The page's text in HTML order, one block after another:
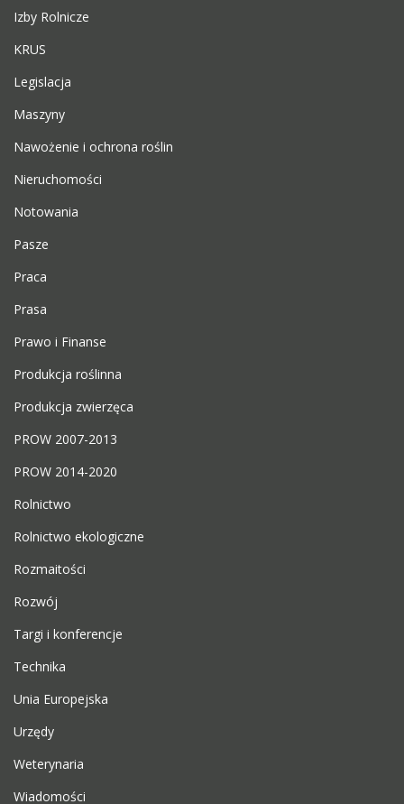
Izby Rolnicze
KRUS
Legislacja
Maszyny
Nawożenie i ochrona roślin
Nieruchomości
Notowania
Pasze
Praca
Prasa
Prawo i Finanse
Produkcja roślinna
Produkcja zwierzęca
PROW 2007-2013
PROW 2014-2020
Rolnictwo
Rolnictwo ekologiczne
Rozmaitości
Rozwój
Targi i konferencje
Technika
Unia Europejska
Urzędy
Weterynaria
Wiadomości